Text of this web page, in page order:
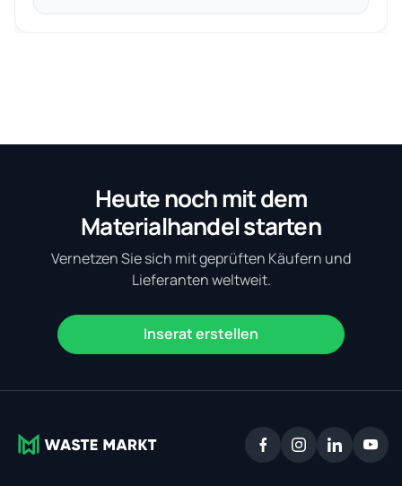
Heute noch mit dem
Materialhandel starten
Vernetzen Sie sich mit geprüften Käufern und
Lieferanten weltweit.
Inserat erstellen